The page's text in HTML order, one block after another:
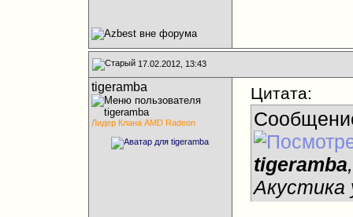
17.02.2012, 13:43
tigeramba
Лидер Клана AMD Radeon
Цитата:
tigeramba
Акустика